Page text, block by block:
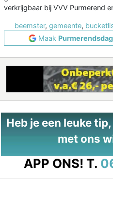
verkrijgbaar bij VVV Purmerend
beemster, gemeente,
Maak
Heb je een leuke
met ons
APP ONS! T.